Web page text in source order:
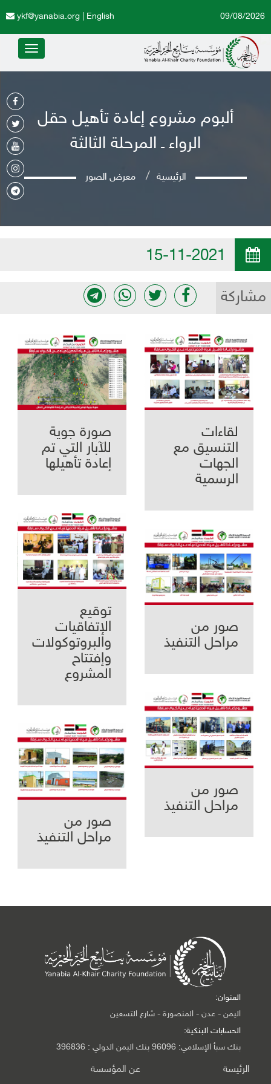
English
ykf@yanabia.org 09/08/2026
Toggle
ألبوم مشروع إعادة تأهيل حقل
الرواء ـ المرحلة الثالثة
الرئيسية معرض الصور
مشاركة
صورة جوية
للآبار التي تم
إعادة تأهيلها
لقاءات
التنسيق مع
الجهات
الرسمية
توقيع
الإتفاقيات
والبروتوكولات
وإفتتاح
المشروع
صور من
مراحل التنفيذ
صور من
مراحل التنفيذ
صور من
مراحل التنفيذ
العنوان:
اليمن - عدن - المنصورة - شارع التسعين
الحسابات البنكية:
بنك سبأ الإسلامي: 96096 بنك اليمن الدولي : 396836
الرئيسة عن المؤسسة